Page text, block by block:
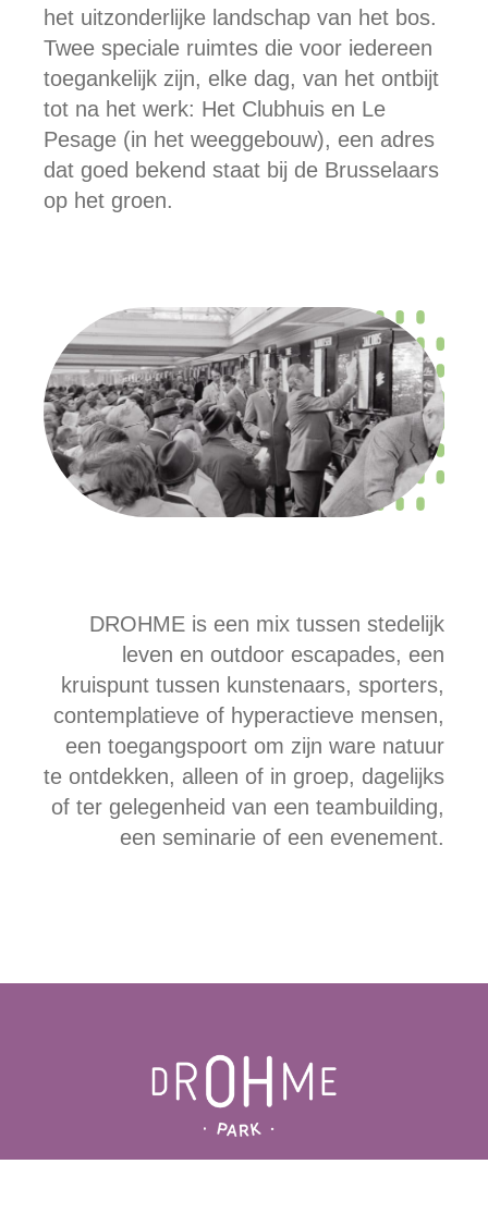
het uitzonderlijke landschap van het bos.
Twee speciale ruimtes die voor iedereen
toegankelijk zijn, elke dag, van het ontbijt
tot na het werk: Het Clubhuis en Le
Pesage (in het weeggebouw), een adres
dat goed bekend staat bij de Brusselaars
op het groen.
DROHME is een mix tussen stedelijk
leven en outdoor escapades, een
kruispunt tussen kunstenaars, sporters,
contemplatieve of hyperactieve mensen,
een toegangspoort om zijn ware natuur
te ontdekken, alleen of in groep, dagelijks
of ter gelegenheid van een teambuilding,
een seminarie of een evenement.